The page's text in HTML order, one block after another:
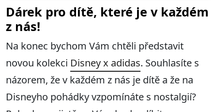
Dárek pro dítě, které je v každém
z nás!
Na konec bychom Vám chtěli představit
novou kolekci Disney x adidas. Souhlasíte s
názorem, že v každém z nás je dítě a že na
Disneyho pohádky vzpomínáte s nostalgií?